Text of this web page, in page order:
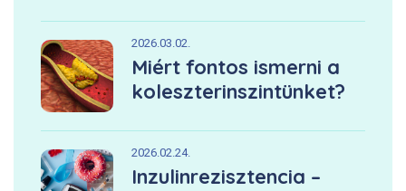
2026.03.02.
Miért fontos ismerni a
koleszterinszintünket?
2026.02.24.
Inzulinrezisztencia –